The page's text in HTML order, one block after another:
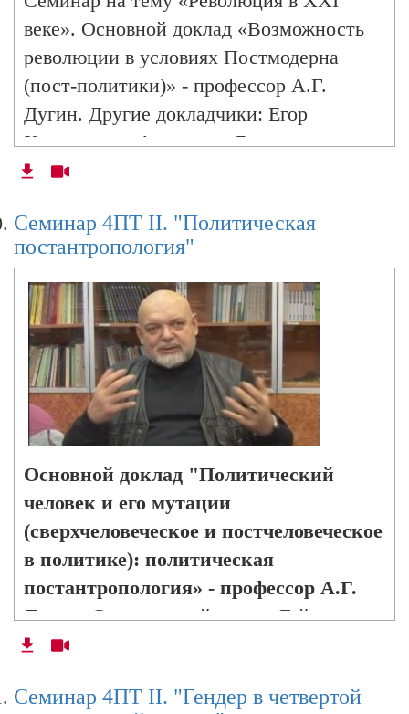
веке». Основной доклад «Возможность
революции в условиях Постмодерна
(пост-политики)» - профессор А.Г.
Дугин. Другие докладчики: Егор
Холмогоров, Александр Бовдунов,
Леонид Савин, Вардан Багдасарян,
Cеминар 4ПТ II. "Политическая
постантропология"
Основной доклад "Политический
человек и его мутации
(сверхчеловеческое и постчеловеческое
в политике): политическая
постантропология» - профессор А.Г.
Дугин. Специальный гость - Гейдар
Джемаль. Также представлены доклады:
американской политической традиции"),
Семинар 4ПТ II. "Гендер в четвертой